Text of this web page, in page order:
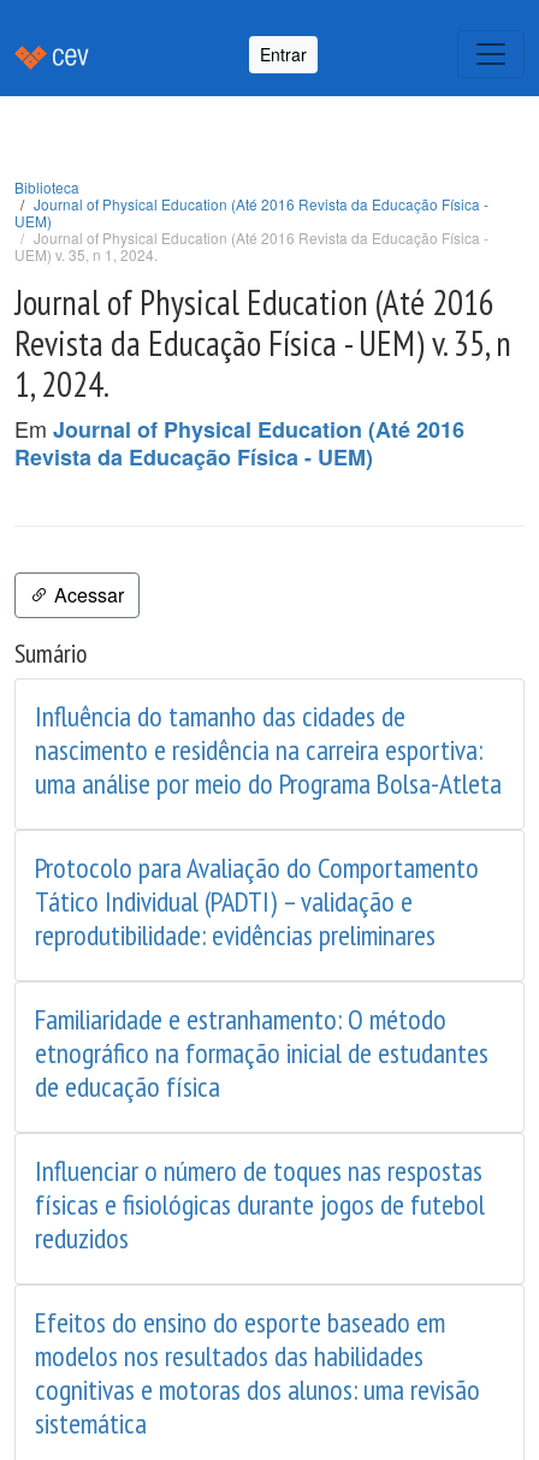
Entrar
Biblioteca
Journal of Physical Education (Até 2016 Revista da Educação Física -
UEM)
Journal of Physical Education (Até 2016 Revista da Educação Física -
UEM) v. 35, n 1, 2024.
Journal of Physical Education (Até 2016
Revista da Educação Física - UEM) v. 35, n
1, 2024.
Em Journal of Physical Education (Até 2016
Revista da Educação Física - UEM)
Acessar
Sumário
Influência do tamanho das cidades de
nascimento e residência na carreira esportiva:
uma análise por meio do Programa Bolsa-Atleta
Protocolo para Avaliação do Comportamento
Tático Individual (PADTI) – validação e
reprodutibilidade: evidências preliminares
Familiaridade e estranhamento: O método
etnográfico na formação inicial de estudantes
de educação física
Influenciar o número de toques nas respostas
físicas e fisiológicas durante jogos de futebol
reduzidos
Efeitos do ensino do esporte baseado em
modelos nos resultados das habilidades
cognitivas e motoras dos alunos: uma revisão
sistemática